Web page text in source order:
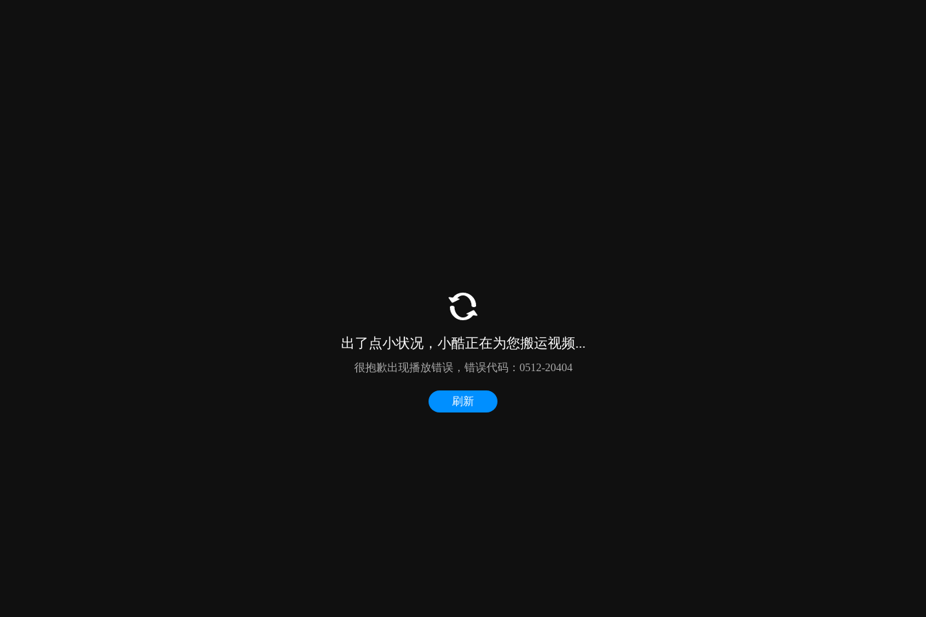
出了点小状况，小酷正在为您搬运视频...
很抱歉出现播放错误，错误代码：0512-20404
刷新